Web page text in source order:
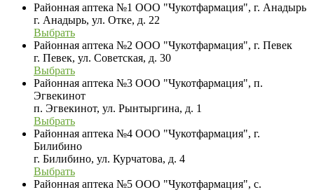
Районная аптека №1 ООО "Чукотфармация", г. Анадырь
г. Анадырь, ул. Отке, д. 22
Выбрать
Районная аптека №2 ООО "Чукотфармация", г. Певек
г. Певек, ул. Советская, д. 30
Выбрать
Районная аптека №3 ООО "Чукотфармация", п.
Эгвекинот
п. Эгвекинот, ул. Рынтыргина, д. 1
Выбрать
Районная аптека №4 ООО "Чукотфармация", г.
Билибино
г. Билибино, ул. Курчатова, д. 4
Выбрать
Районная аптека №5 ООО "Чукотфармация", с.